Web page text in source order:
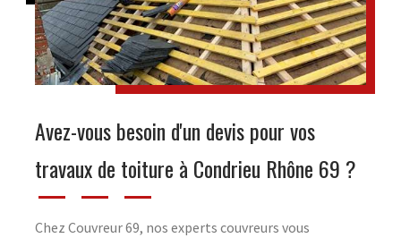
Avez-vous besoin d'un devis pour vos
travaux de toiture à Condrieu Rhône 69 ?
Chez Couvreur 69, nos experts couvreurs vous